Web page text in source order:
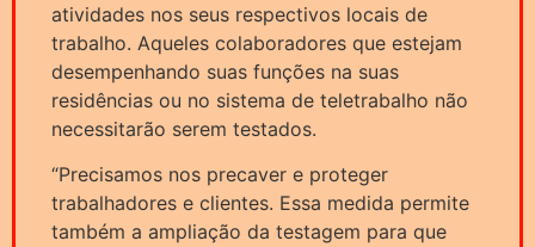
atividades nos seus respectivos locais de
trabalho. Aqueles colaboradores que estejam
desempenhando suas funções na suas
residências ou no sistema de teletrabalho não
necessitarão serem testados.
“Precisamos nos precaver e proteger
trabalhadores e clientes. Essa medida permite
também a ampliação da testagem para que